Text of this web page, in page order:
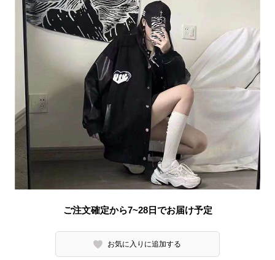
ご注文確定から7~28日でお届け予定
お気に入りに追加する